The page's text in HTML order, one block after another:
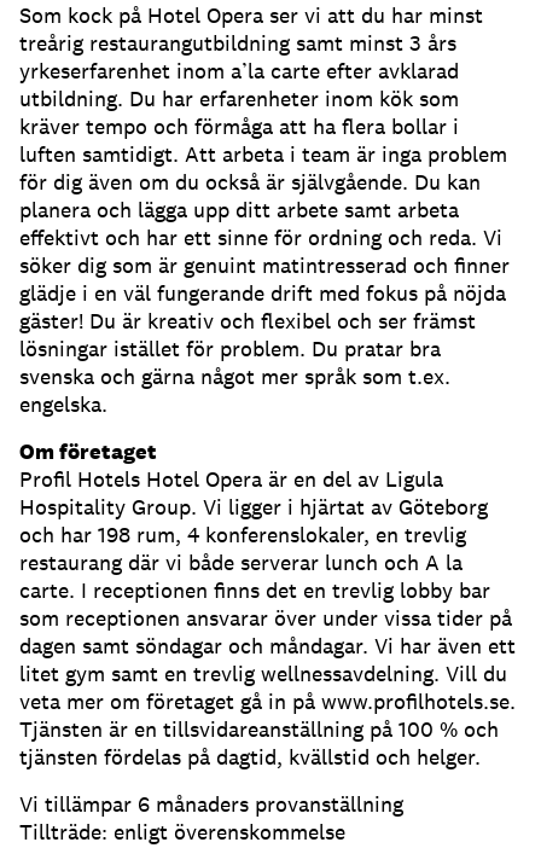
Som kock på Hotel Opera ser vi att du har minst
treårig restaurangutbildning samt minst 3 års
yrkeserfarenhet inom a’la carte efter avklarad
utbildning. Du har erfarenheter inom kök som
kräver tempo och förmåga att ha flera bollar i
luften samtidigt. Att arbeta i team är inga problem
för dig även om du också är självgående. Du kan
planera och lägga upp ditt arbete samt arbeta
effektivt och har ett sinne för ordning och reda. Vi
söker dig som är genuint matintresserad och finner
glädje i en väl fungerande drift med fokus på nöjda
gäster! Du är kreativ och flexibel och ser främst
lösningar istället för problem. Du pratar bra
svenska och gärna något mer språk som t.ex.
engelska.
Om företaget
Profil Hotels Hotel Opera är en del av Ligula
Hospitality Group. Vi ligger i hjärtat av Göteborg
och har 198 rum, 4 konferenslokaler, en trevlig
restaurang där vi både serverar lunch och A la
carte. I receptionen finns det en trevlig lobby bar
som receptionen ansvarar över under vissa tider på
dagen samt söndagar och måndagar. Vi har även ett
litet gym samt en trevlig wellnessavdelning. Vill du
veta mer om företaget gå in på www.profilhotels.se.
Tjänsten är en tillsvidareanställning på 100 % och
tjänsten fördelas på dagtid, kvällstid och helger.
Vi tillämpar 6 månaders provanställning
Tillträde: enligt överenskommelse